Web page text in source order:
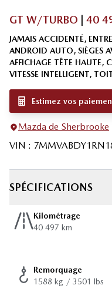
GT W/TURBO 40
JAMAIS ACCIDENTÉ,
ANDROID AUTO, SIÈGES
AFFICHAGE TÊTE HAUTE,
VITESSE INTELLIGENT,
Estimez vos
Mazda de Sherbrooke
VIN :
SPÉCIFICATIONS
Kilométrage
40 497 km
Remorquage
1588 kg / 3501 lbs